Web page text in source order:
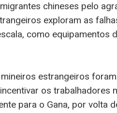
chineses pelo
exploram as
como equipamentos
estrangeiros foram
os trabalhadores
para o Gana, por volta